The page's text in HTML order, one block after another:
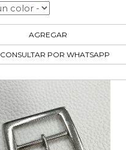
AGREGAR
2en el carrito
CONSULTAR POR WHATSAPP